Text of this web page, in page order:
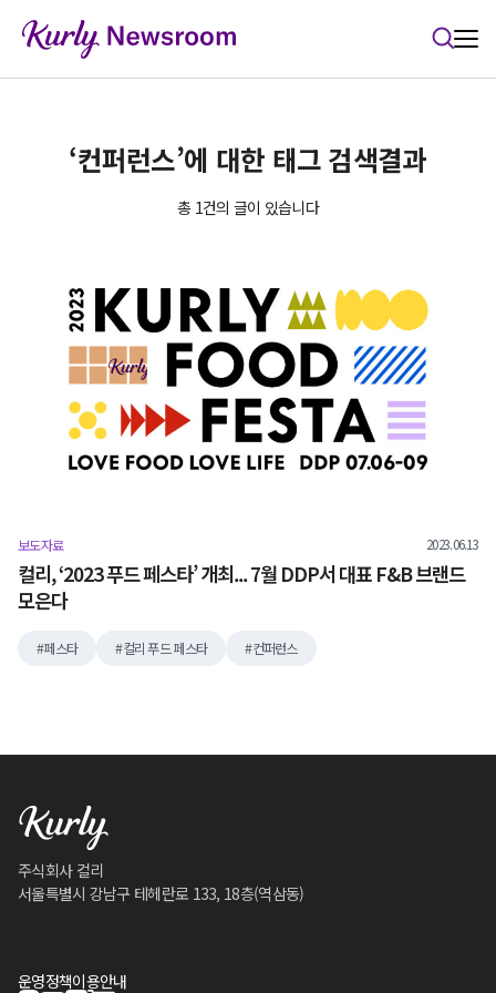
‘컨퍼런스’에 대한 태그 검색결과
총 1건의 글이 있습니다
보도자료 2023.06.13
컬리, ‘2023 푸드 페스타’ 개최... 7월 DDP서 대표 F&B 브랜드
모은다
페스타 컬리 푸드 페스타 컨퍼런스
주식회사 컬리
서울특별시 강남구 테헤란로 133, 18층(역삼동)
운영정책이용안내